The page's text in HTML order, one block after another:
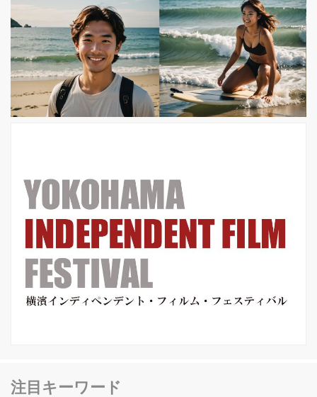
て・・・」 山中「そうですね。撮影が
一昨年の10月、その後劇場公開をして
舞台挨拶でご一緒してからなので。ま
あ長く上映続いていますよね」 南條
「有難いです」 山中「ちなみに、南條
さんはどのような経緯でこの作品にご
FRIDAYとい...
注目キーワード